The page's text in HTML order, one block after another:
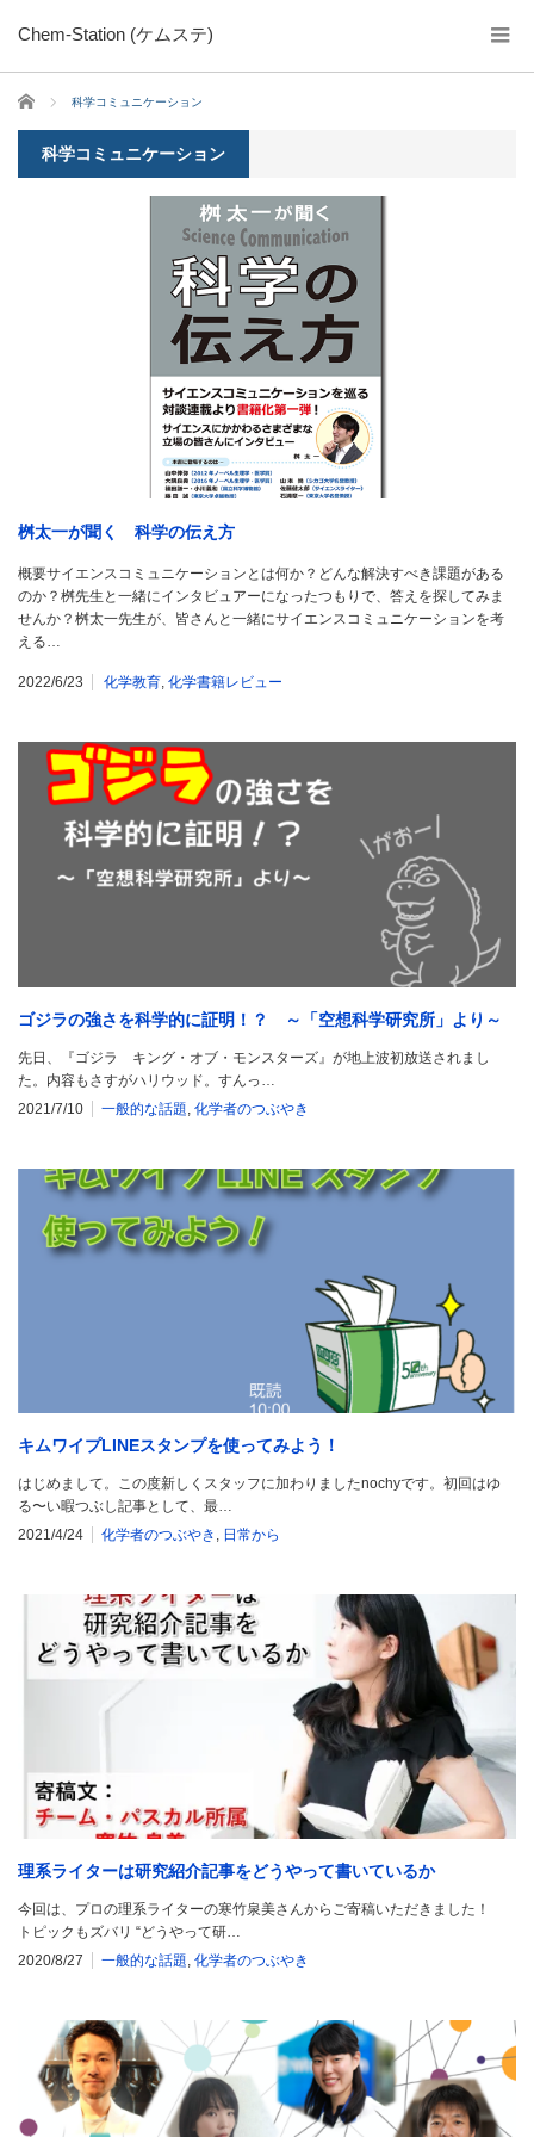
Chem-Station (ケムステ)
ホーム 科学コミュニケーション
科学コミュニケーション
桝太一が聞く 科学の伝え方
概要サイエンスコミュニケーションとは何か？どんな解決すべき課題がある
のか？桝先生と一緒にインタビュアーになったつもりで、答えを探してみま
せんか？桝太一先生が、皆さんと一緒にサイエンスコミュニケーションを考
える…
2022/6/23 化学教育, 化学書籍レビュー
ゴジラの強さを科学的に証明！？ ～「空想科学研究所」より～
先日、『ゴジラ キング・オブ・モンスターズ』が地上波初放送されまし
た。内容もさすがハリウッド。すんっ…
2021/7/10
一般的な話題 化学者のつぶやき
キムワイプLINEスタンプを使ってみよう！
はじめまして。この度新しくスタッフに加わりましたnochyです。初回はゆ
る〜い暇つぶし記事として、最…
2021/4/24
化学者のつぶやき , 日常から
理系ライターは研究紹介記事をどうやって書いているか
今回は、プロの理系ライターの寒竹泉美さんからご寄稿いただきました！
トピックもズバリ “どうやって研…
2020/8/27
一般的な話題, 化学者のつぶやき